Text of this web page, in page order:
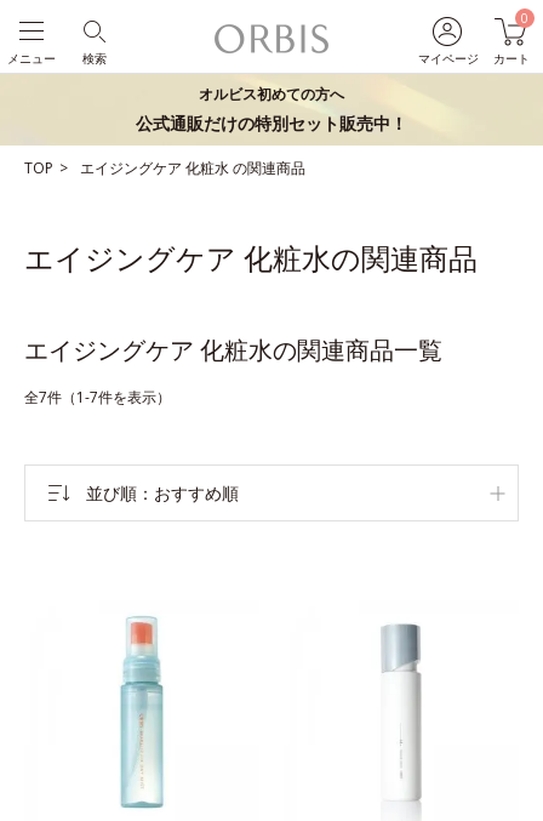
マイページ
0
カート
検索
メニュー
オルビス初めての方へ
公式通販だけの特別セット販売中！
TOP エイジングケア 化粧水の関連商品
エイジングケア 化粧水の関連商品
エイジングケア 化粧水の関連商品一覧
全7件（1-7件を表示）
並び順 おすすめ順